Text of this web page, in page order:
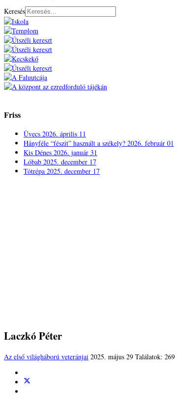
Keresés
Friss
Üvecs 2026. április 11
Hányféle “fészit” használt a székely? 2026. február 01
Kis Dénes 2026. január 31
Lóbab 2025. december 17
Tótrépa 2025. december 17
Laczkó Péter
Az első világháború veteránjai 2025. május 29 Találatok: 269